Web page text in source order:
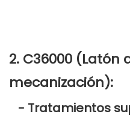
2. C36000 (Latón
mecanización):
- Tratamientos